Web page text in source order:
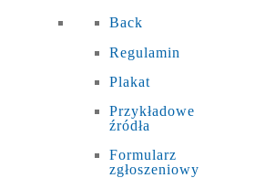
Back
Regulamin
Plakat
Przykładowe
źródła
Formularz
zgłoszeniowy